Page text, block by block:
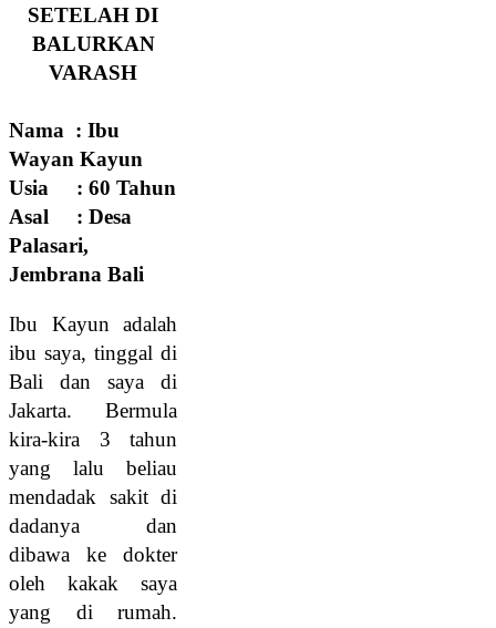
SETELAH DI
BALURKAN
VARASH
Nama : Ibu
Wayan Kayun
Usia : 60 Tahun
Asal : Desa
Palasari,
Jembrana Bali
Ibu Kayun adalah
ibu saya, tinggal di
Bali dan saya di
Jakarta. Bermula
kira-kira 3 tahun
yang lalu beliau
mendadak sakit di
dadanya dan
dibawa ke dokter
oleh kakak saya
yang di rumah.